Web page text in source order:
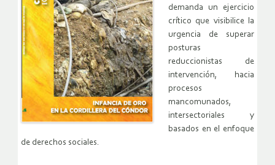
demanda un ejercicio
crítico que visibilice la
urgencia de superar
posturas
reduccionistas de
intervención, hacia
procesos
mancomunados,
intersectoriales y
basados en el enfoque
de derechos sociales.